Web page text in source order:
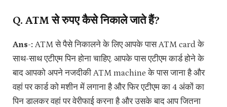
Q. ATM से रुपए कैसे निकाले जाते हैं?
Ans-: ATM से पैसे निकालने के लिए आपके पास ATM card के
साथ-साथ एटीएम पिन होना चाहिए. आपके पास एटीएम कार्ड होने के
बाद आपको अपने नजदीकी ATM machine के पास जाना है और
वहां पर कार्ड को मशीन में लगाना है और फिर एटीएम का 4 अंकों का
पिन डालकर वहां पर वेरीफाई करना है और उसके बाद आप जितना